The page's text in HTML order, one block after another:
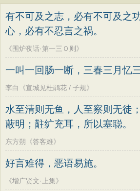
有不可及之志，必有不可及之
心，必有不忍言之祸。
《围炉夜话·第一三Ｏ则》
一叫一回肠一断，三春三月忆三
李白《宣城见杜鹃花 / 子规》
水至清则无鱼，人至察则无徒
蔽明；黈纩充耳，所以塞聪。
东方朔《答客难》
好言难得，恶语易施。
《增广贤文·上集》